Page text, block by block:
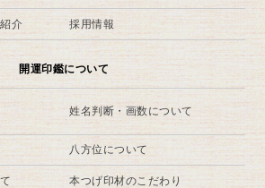
介 採用情報
開運印鑑について
姓名判断・画数について
八方位について
本つげ印材のこだわり